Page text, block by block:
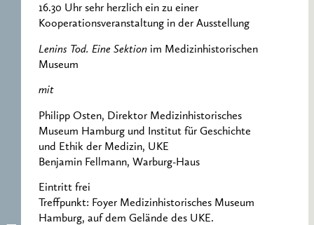
16.30 Uhr sehr herzlich ein zu einer
Kooperationsveranstaltung in der Ausstellung
Lenins Tod. Eine Sektion im Medizinhistorischen
Museum
mit
Philipp Osten, Direktor Medizinhistorisches
Museum Hamburg und Institut für Geschichte
und Ethik der Medizin, UKE
Benjamin Fellmann, Warburg-Haus
Eintritt frei
Treffpunkt: Foyer Medizinhistorisches Museum
Hamburg, auf dem Gelände des UKE.